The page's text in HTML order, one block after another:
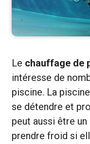
Le chauffage de
intéresse de
piscine. La
se détendre et
peut aussi être un
prendre froid si